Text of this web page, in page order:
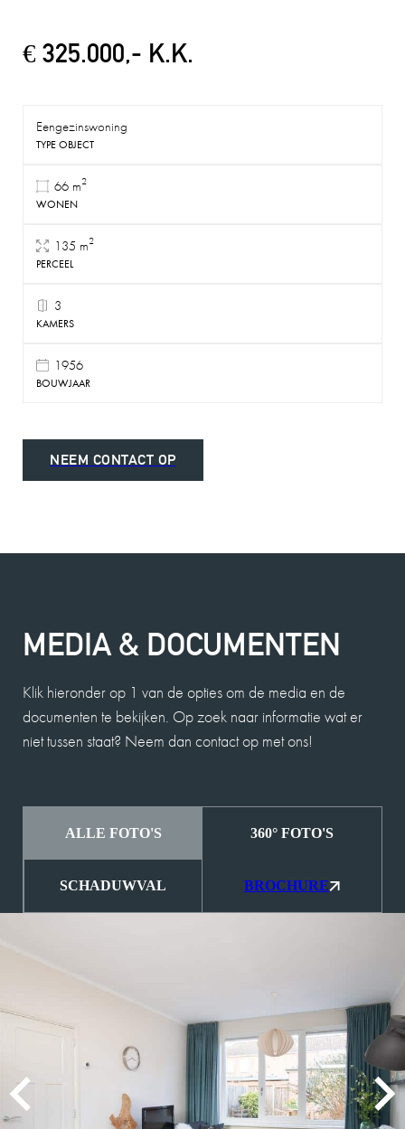
€ 325.000,- K.K.
Eengezinswoning
TYPE OBJECT
66 m2
WONEN
135 m2
PERCEEL
3
KAMERS
1956
BOUWJAAR
NEEM CONTACT OP
MEDIA & DOCUMENTEN
Klik hieronder op 1 van de opties om de media en de
documenten te bekijken. Op zoek naar informatie wat er
niet tussen staat? Neem dan contact op met ons!
ALLE FOTO'S 360° FOTO'S
SCHADUWVAL BROCHURE
9 MEVROUW A. WIJNA
Wij zouden Charles Nagelkerke zeker
aanbevelen als makelaar. Hij geeft goede
adviezen, is zeer punctueel en betrouwbaar.